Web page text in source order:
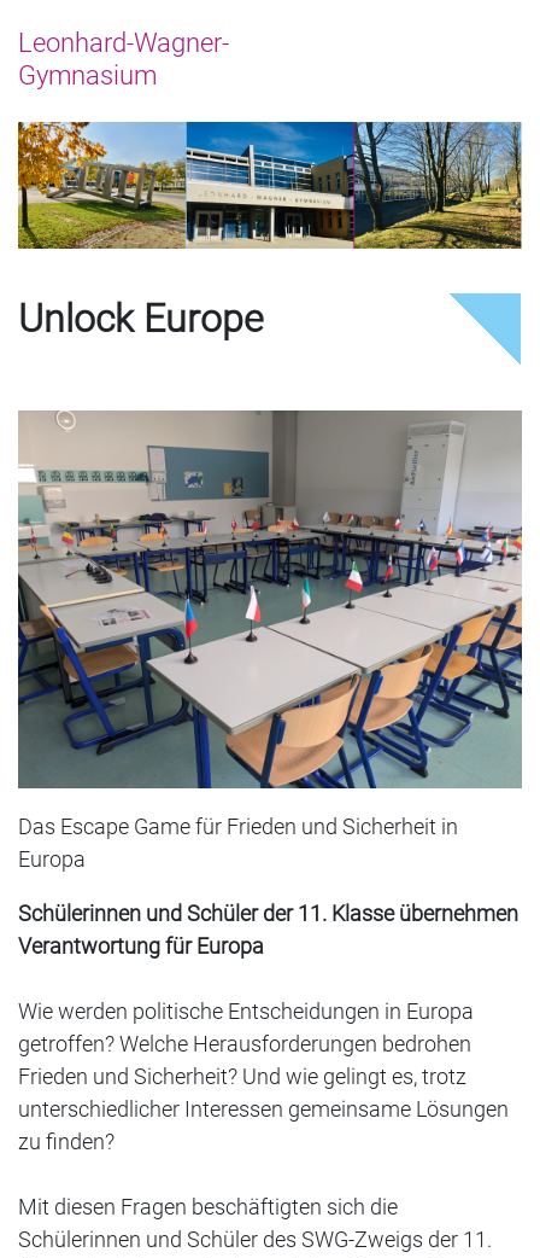
Unlock Europe
Das Escape Game für Frieden und Sicherheit in
Europa
Schülerinnen und Schüler der 11. Klasse übernehmen
Verantwortung für Europa
Wie werden politische Entscheidungen in Europa
getroffen? Welche Herausforderungen bedrohen
Frieden und Sicherheit? Und wie gelingt es, trotz
unterschiedlicher Interessen gemeinsame Lösungen
zu finden?
Mit diesen Fragen beschäftigten sich die
Schülerinnen und Schüler des SWG-Zweigs der 11.